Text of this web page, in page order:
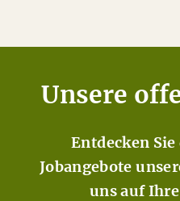
Unsere
Entdecken
Jobangebote
uns auf